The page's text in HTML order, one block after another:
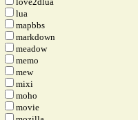
lua
mapbbs
markdown
meadow
memo
mew
mixi
moho
movie